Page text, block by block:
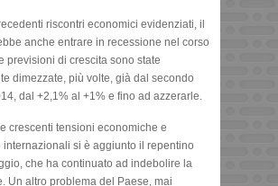
riscontri economici evidenziati, il
anche entrare in recessione nel corso
previsioni di crescita sono state
dimezzate, più volte, già dal secondo
dal +2,1% al +1% e fino ad azzerarle.
crescenti tensioni economiche e
si è aggiunto il repentino
che ha continuato ad indebolire la
Un altro problema del Paese, mai